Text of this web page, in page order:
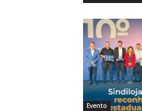
Evento